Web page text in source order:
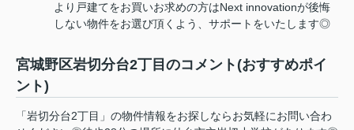
より戸建てをお買いお求めの方はNext innovationが後悔
しない物件をお選び頂くよう、サポートをいたします◎
宮城野区岩切分台2丁目のコメント(おすすめポイ
ント)
「岩切分台2丁目」の物件情報をお探しならお気軽にお問い合わ